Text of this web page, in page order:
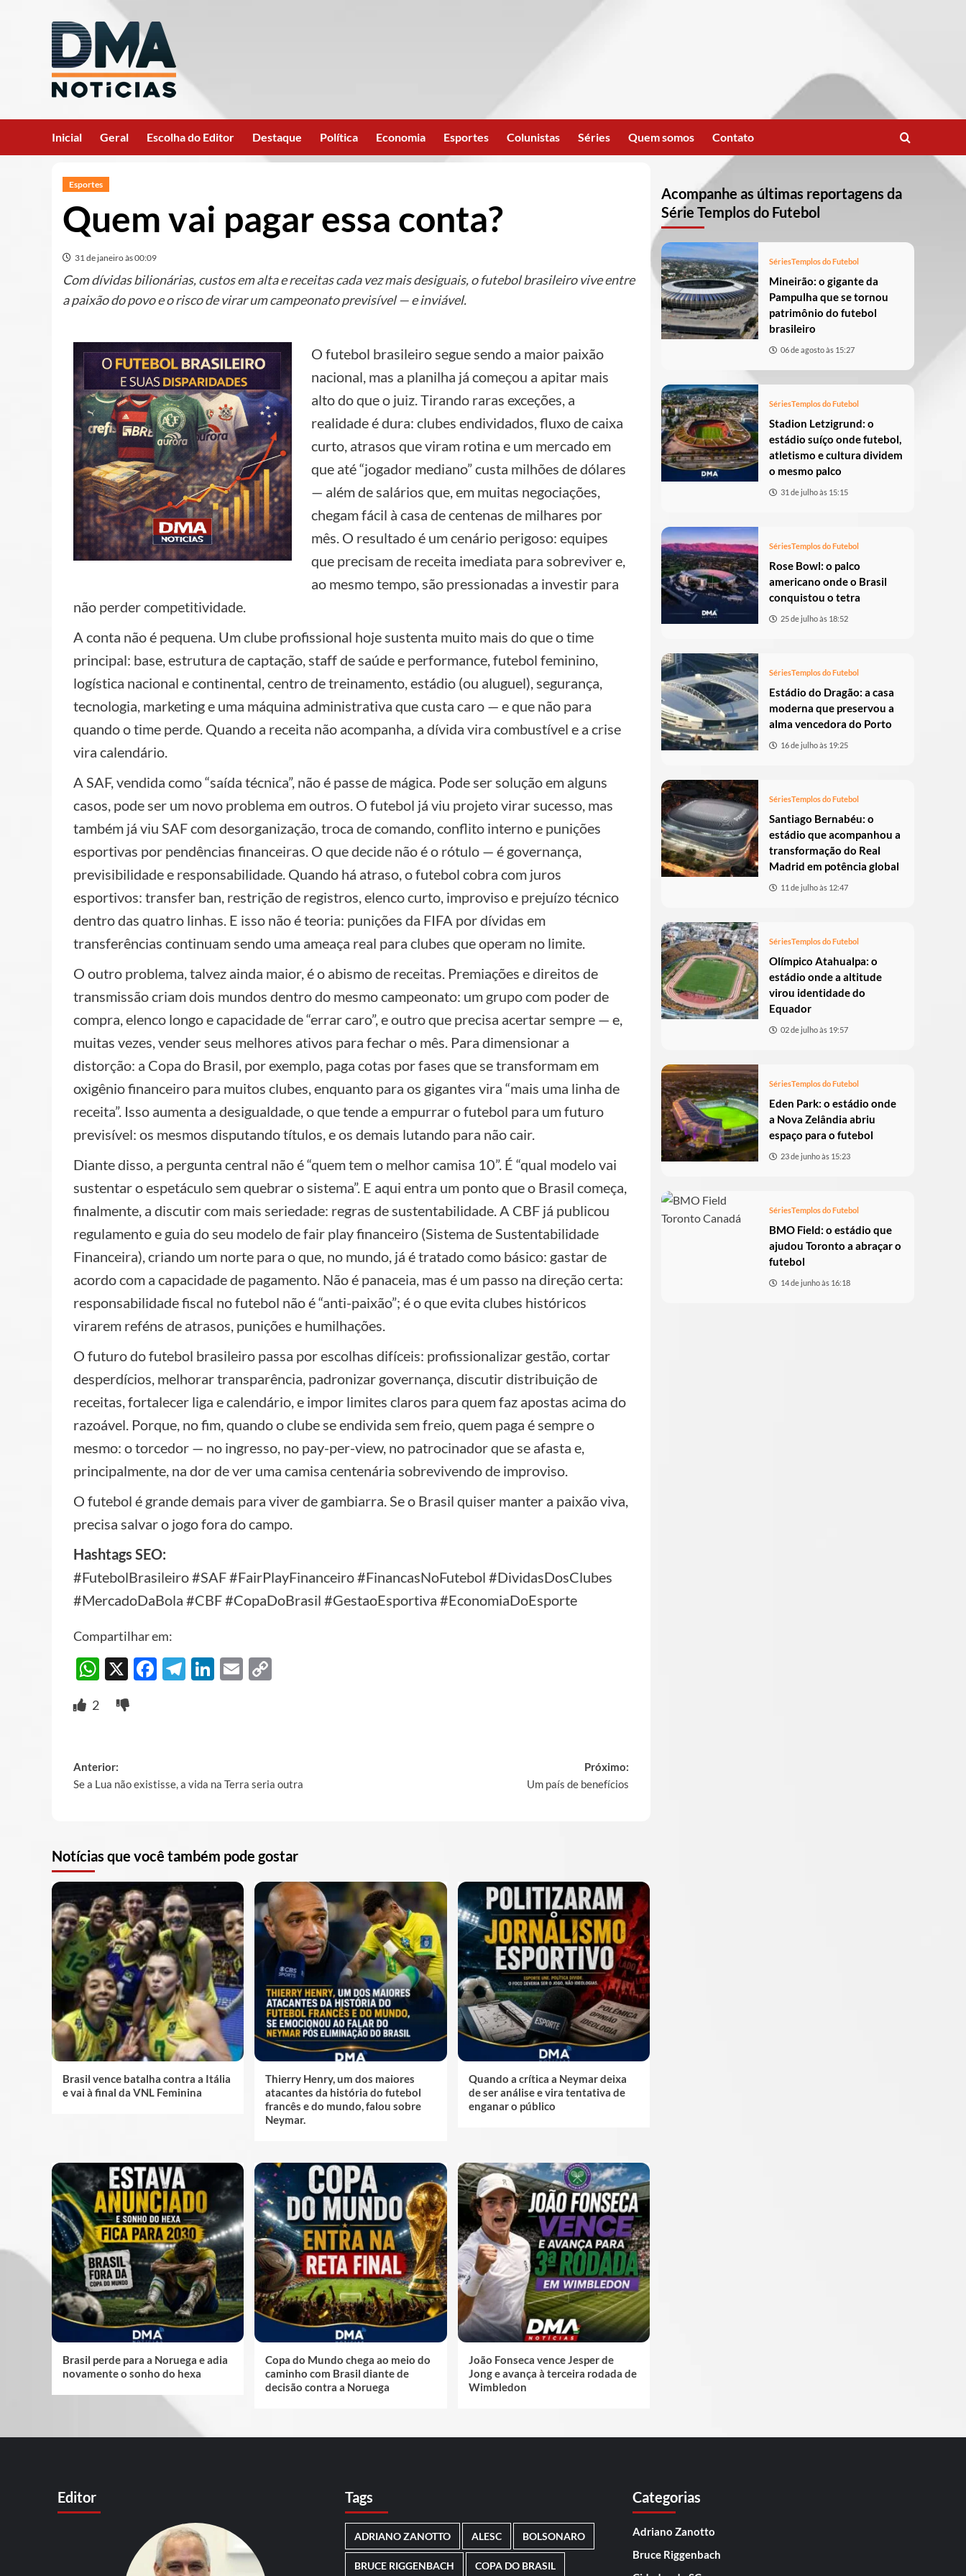
Inicial Geral Escolha do Editor Destaque Política Economia Esportes Colunistas Séries Quem somos Contato
Esportes
Quem vai pagar essa conta?
31 de janeiro às 00:09
Com dívidas bilionárias, custos em alta e receitas cada vez mais desiguais, o futebol brasileiro vive entre
a paixão do povo e o risco de virar um campeonato previsível — e inviável.
O futebol brasileiro segue sendo a maior paixão
nacional, mas a planilha já começou a apitar mais
alto do que o juiz. Tirando raras exceções, a
realidade é dura: clubes endividados, fluxo de caixa
curto, atrasos que viram rotina e um mercado em
que até “jogador mediano” custa milhões de dólares
— além de salários que, em muitas negociações,
chegam fácil à casa de centenas de milhares por
mês. O resultado é um cenário perigoso: equipes
que precisam de receita imediata para sobreviver e,
ao mesmo tempo, são pressionadas a investir para
não perder competitividade.
A conta não é pequena. Um clube profissional hoje sustenta muito mais do que o time
principal: base, estrutura de captação, staff de saúde e performance, futebol feminino,
logística nacional e continental, centro de treinamento, estádio (ou aluguel), segurança,
tecnologia, marketing e uma máquina administrativa que custa caro — e que não para
quando o time perde. Quando a receita não acompanha, a dívida vira combustível e a crise
vira calendário.
A SAF, vendida como “saída técnica”, não é passe de mágica. Pode ser solução em alguns
casos, pode ser um novo problema em outros. O futebol já viu projeto virar sucesso, mas
também já viu SAF com desorganização, troca de comando, conflito interno e punições
esportivas por pendências financeiras. O que decide não é o rótulo — é governança,
previsibilidade e responsabilidade. Quando há atraso, o futebol cobra com juros
esportivos: transfer ban, restrição de registros, elenco curto, improviso e prejuízo técnico
dentro das quatro linhas. E isso não é teoria: punições da FIFA por dívidas em
transferências continuam sendo uma ameaça real para clubes que operam no limite.
O outro problema, talvez ainda maior, é o abismo de receitas. Premiações e direitos de
transmissão criam dois mundos dentro do mesmo campeonato: um grupo com poder de
compra, elenco longo e capacidade de “errar caro”, e outro que precisa acertar sempre — e,
muitas vezes, vender seus melhores ativos para fechar o mês. Para dimensionar a
distorção: a Copa do Brasil, por exemplo, paga cotas por fases que se transformam em
oxigênio financeiro para muitos clubes, enquanto para os gigantes vira “mais uma linha de
receita”. Isso aumenta a desigualdade, o que tende a empurrar o futebol para um futuro
previsível: os mesmos disputando títulos, e os demais lutando para não cair.
Diante disso, a pergunta central não é “quem tem o melhor camisa 10”. É “qual modelo vai
sustentar o espetáculo sem quebrar o sistema”. E aqui entra um ponto que o Brasil começa,
finalmente, a discutir com mais seriedade: regras de sustentabilidade. A CBF já publicou
regulamento e guia do seu modelo de fair play financeiro (Sistema de Sustentabilidade
Financeira), criando um norte para o que, no mundo, já é tratado como básico: gastar de
acordo com a capacidade de pagamento. Não é panaceia, mas é um passo na direção certa:
responsabilidade fiscal no futebol não é “anti-paixão”; é o que evita clubes históricos
virarem reféns de atrasos, punições e humilhações.
O futuro do futebol brasileiro passa por escolhas difíceis: profissionalizar gestão, cortar
desperdícios, melhorar transparência, padronizar governança, discutir distribuição de
receitas, fortalecer liga e calendário, e impor limites claros para quem faz apostas acima do
razoável. Porque, no fim, quando o clube se endivida sem freio, quem paga é sempre o
mesmo: o torcedor — no ingresso, no pay-per-view, no patrocinador que se afasta e,
principalmente, na dor de ver uma camisa centenária sobrevivendo de improviso.
O futebol é grande demais para viver de gambiarra. Se o Brasil quiser manter a paixão viva,
precisa salvar o jogo fora do campo.
Hashtags SEO:
#FutebolBrasileiro #SAF #FairPlayFinanceiro #FinancasNoFutebol #DividasDosClubes
#MercadoDaBola #CBF #CopaDoBrasil #GestaoEsportiva #EconomiaDoEsporte
Compartilhar em:
WhatsApp
X Facebook
Telegram
LinkedIn
Email
2
Post
Anterior:
Se a Lua não existisse, a vida na Terra seria outra
Próximo:
Um país de benefícios
Notícias que você também pode gostar
Brasil vence batalha contra a Itália
e vai à final da VNL Feminina
Thierry Henry, um dos maiores
atacantes da história do futebol
francês e do mundo, falou sobre
Neymar.
Quando a crítica a Neymar deixa
de ser análise e vira tentativa de
enganar o público
Brasil perde para a Noruega e adia
novamente o sonho do hexa
Copa do Mundo chega ao meio do
caminho com Brasil diante de
decisão contra a Noruega
João Fonseca vence Jesper de
Jong e avança à terceira rodada de
Wimbledon
Acompanhe as últimas reportagens da
Série Templos do Futebol
SériesTemplos do Futebol
Mineirão: o gigante da
Pampulha que se tornou
patrimônio do futebol
brasileiro
06 de agosto às 15:27
SériesTemplos do Futebol
Stadion Letzigrund: o
estádio suíço onde futebol,
atletismo e cultura dividem
o mesmo palco
31 de julho às 15:15
SériesTemplos do Futebol
Rose Bowl: o palco
americano onde o Brasil
conquistou o tetra
25 de julho às 18:52
SériesTemplos do Futebol
Estádio do Dragão: a casa
moderna que preservou a
alma vencedora do Porto
16 de julho às 19:25
SériesTemplos do Futebol
Santiago Bernabéu: o
estádio que acompanhou a
transformação do Real
Madrid em potência global
11 de julho às 12:47
SériesTemplos do Futebol
Olímpico Atahualpa: o
estádio onde a altitude
virou identidade do
Equador
02 de julho às 19:57
SériesTemplos do Futebol
Eden Park: o estádio onde
a Nova Zelândia abriu
espaço para o futebol
23 de junho às 15:23
SériesTemplos do Futebol
BMO Field: o estádio que
ajudou Toronto a abraçar o
futebol
14 de junho às 16:18
Editor Tags
ADRIANO ZANOTTO ALESC BOLSONARO
BRUCE RIGGENBACH COPA DO BRASIL
Categorias
Adriano Zanotto
Bruce Riggenbach